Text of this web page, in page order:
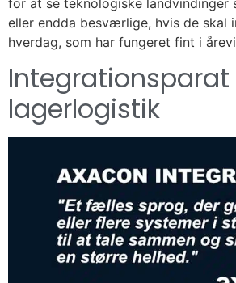
eller endda besværlige, hvis de skal
hverdag, som har fungeret fint i
lagerlogistik